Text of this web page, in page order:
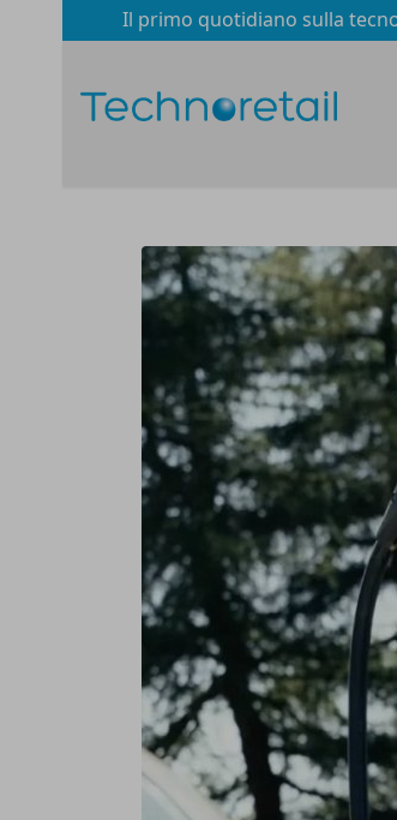
Il primo quotidiano sulla